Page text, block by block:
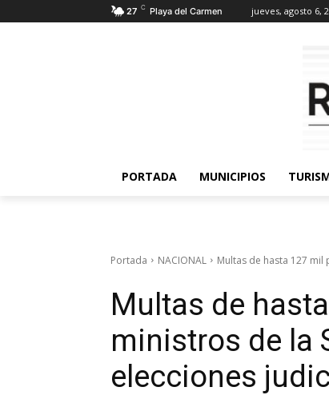
27 C Playa del Carmen jueves, agosto 6,
PORTADA MUNICIPIOS
Portada NACIONAL Multas de hasta 127 mil
Multas de
ministros de la
elecciones